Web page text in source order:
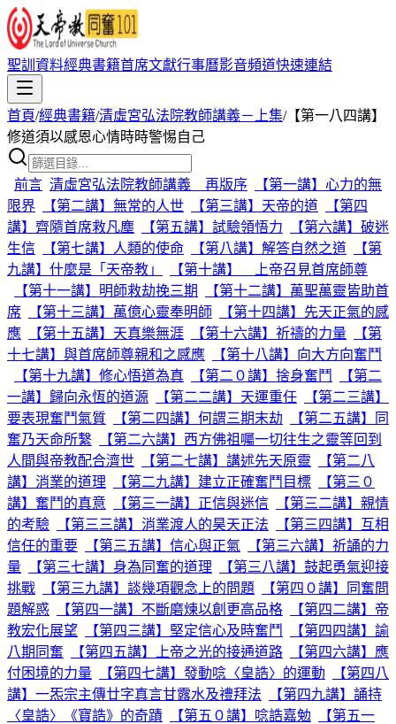
聖訓資料經典書籍首席文獻行事曆影音頻道快速連結
首頁/經典書籍/清虛宮弘法院教師講義－上集/【第一八四講】
修道須以感恩心情時時警惕自己
前言 清虛宮弘法院教師講義 再版序
【第一講】心力的無
限界
【第二講】無常的人世 【第三講】天帝的道
【第四
講】齊隨首席救凡塵
【第五講】試驗領悟力
【第六講】破迷
生信
【第七講】人類的使命 【第八講】解答自然之道
【第
九講】什麼是「天帝教」
【第十講】 上帝召見首席師尊
【第十一講】明師救劫挽三期
【第十二講】萬聖萬靈皆助首
席
【第十三講】萬億心靈奉明師
【第十四講】先天正氣的感
應
【第十五講】天真樂無涯 【第十六講】祈禱的力量
【第
十七講】與首席師尊親和之感應
【第十八講】向大方向奮鬥
【第十九講】修心悟道為真
【第二０講】捨身奮鬥
【第二
一講】歸向永恆的道源
【第二二講】天運重任
【第二三講】
要表現奮鬥氣質
【第二四講】何謂三期末劫
【第二五講】同
奮乃天命所繫
【第二六講】西方佛祖囑一切往生之靈等回到
人間與帝教配合濟世
【第二七講】講述先天原靈
【第二八
講】消業的道理
【第二九講】建立正確奮鬥目標
【第三０
講】奮鬥的真意
【第三一講】正信與迷信
【第三二講】親情
的考驗
【第三三講】消業渡人的昊天正法
【第三四講】互相
信任的重要
【第三五講】信心與正氣
【第三六講】祈誦的力
量
【第三七講】身為同奮的道理
【第三八講】鼓起勇氣迎接
挑戰
【第三九講】談幾項觀念上的問題
【第四０講】同奮問
題解惑
【第四一講】不斷磨煉以創更高品格
【第四二講】帝
教宏化展望
【第四三講】堅定信心及時奮鬥
【第四四講】諭
八期同奮
【第四五講】上帝之光的接通道路
【第四六講】應
付困境的力量
【第四七講】發動唸〈皇誥〉的運動
【第四八
講】一炁宗主傳廿字真言甘露水及禮拜法
【第四九講】誦持
〈皇誥〉《寶誥》的奇蹟
【第五０講】唸誥嘉勉
【第五一